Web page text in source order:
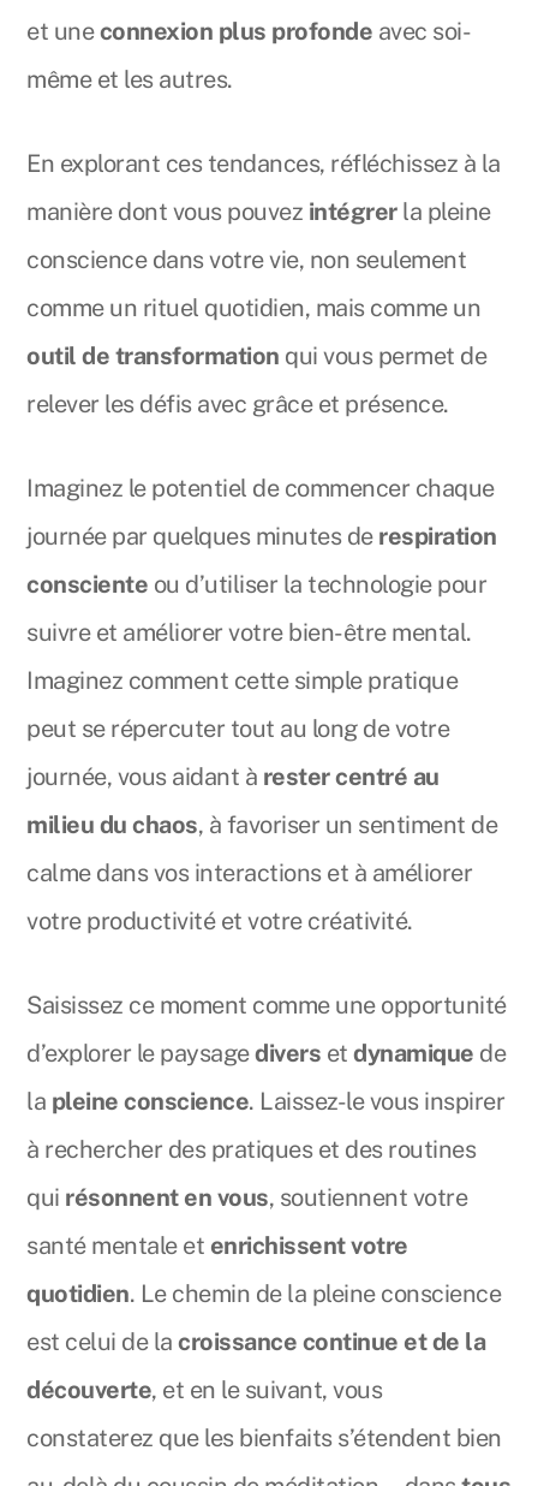
et uneconnexion plus profonde avec soi-
même et les autres.
En explorant ces tendances, réfléchissez à la
manière dont vous pouvez intégrerla pleine
conscience dans votre vie, non seulement
comme un rituel quotidien, mais comme un
outil de transformation qui vous permet de
relever les défis avec grâce et présence.
Imaginez le potentiel de commencer chaque
journée par quelques minutes de respiration
consciente ou d’utiliser la technologie pour
suivre et améliorer votre bien-être mental.
Imaginez comment cette simple pratique
peut se répercuter tout au long de votre
journée, vous aidant à rester centré au
milieu du chaos, à favoriser un sentiment de
calme dans vos interactions et à améliorer
votre productivité et votre créativité.
Saisissez ce moment comme une opportunité
d’explorer le paysagedivers etdynamique de
la pleine conscience. Laissez-le vous inspirer
à rechercher des pratiques et des routines
qui résonnent en vous, soutiennent votre
santé mentale et enrichissent votre
quotidien. Le chemin de la pleine conscience
est celui de lacroissance continue et de la
découverte, et en le suivant, vous
constaterez que les bienfaits s’étendent bien